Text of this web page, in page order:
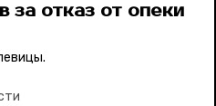
за отказ от опеки